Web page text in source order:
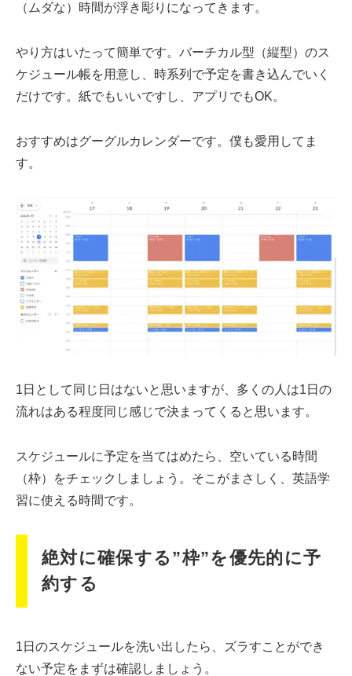
（ムダな）時間が浮き彫りになってきます。
やり方はいたって簡単です。バーチカル型（縦型）のス
ケジュール帳を用意し、時系列で予定を書き込んでいく
だけです。紙でもいいですし、アプリでもOK。
おすすめはグーグルカレンダーです。僕も愛用してま
す。
1日として同じ日はないと思いますが、多くの人は1日の
流れはある程度同じ感じで決まってくると思います。
スケジュールに予定を当てはめたら、空いている時間
（枠）をチェックしましょう。そこがまさしく、英語学
習に使える時間です。
絶対に確保する”枠”を優先的に予
約する
1日のスケジュールを洗い出したら、ズラすことができ
ない予定をまずは確認しましょう。